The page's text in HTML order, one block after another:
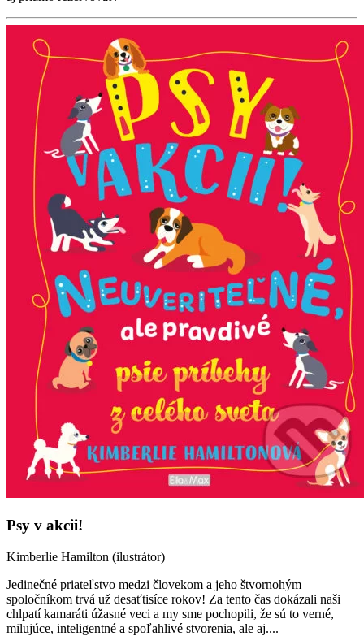
Psy v akcii!
Kimberlie Hamilton (ilustrátor)
Jedinečné priateľstvo medzi človekom a jeho štvornohým
spoločníkom trvá už desaťtisíce rokov! Za tento čas dokázali naši
chlpatí kamaráti úžasné veci a my sme pochopili, že sú to verné,
milujúce, inteligentné a spoľahlivé stvorenia, ale aj....